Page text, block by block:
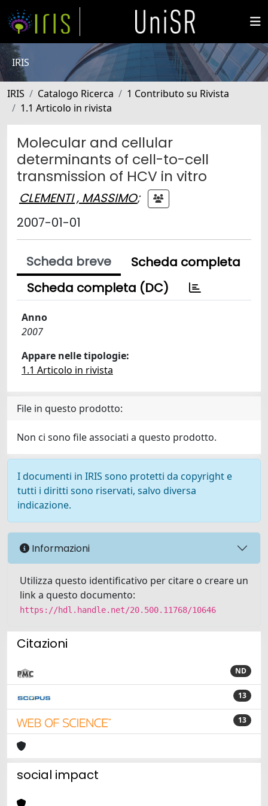
IRIS
IRIS Catalogo Ricerca
1 Contributo su Rivista
1.1 Articolo in rivista
Molecular and cellular
determinants of cell-to-cell
transmission of HCV in vitro
CLEMENTI , MASSIMO;
2007-01-01
Scheda breve
Scheda completa
Scheda completa (DC)
Anno
2007
Appare nelle tipologie:
1.1 Articolo in rivista
File in questo prodotto:
Non ci sono file associati a questo prodotto.
I documenti in IRIS sono protetti da copyright e
tutti i diritti sono riservati, salvo diversa
indicazione.
Informazioni
Utilizza questo identificativo per citare o creare un
link a questo documento:
https://hdl.handle.net/20.500.11768/10646
Citazioni
ND
13
13
social impact